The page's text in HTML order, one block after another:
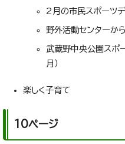
2月の市民スポーツ
野外活動センターか
武蔵野中央公園スポ
月）
楽しく子育て
10ページ